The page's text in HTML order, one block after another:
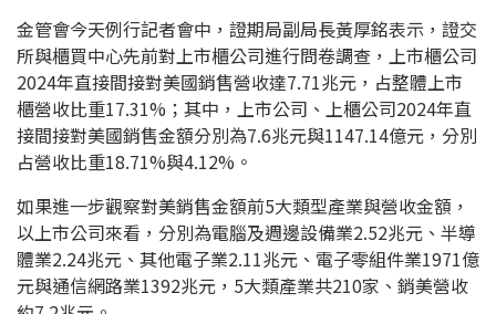
金管會今天例行記者會中，證期局副局長黃厚銘表示，證交
所與櫃買中心先前對上市櫃公司進行問卷調查，上市櫃公司
2024年直接間接對美國銷售營收達7.71兆元，占整體上市
櫃營收比重17.31%；其中，上市公司、上櫃公司2024年直
接間接對美國銷售金額分別為7.6兆元與1147.14億元，分別
占營收比重18.71%與4.12%。
如果進一步觀察對美銷售金額前5大類型產業與營收金額，
以上市公司來看，分別為電腦及週邊設備業2.52兆元、半導
體業2.24兆元、其他電子業2.11兆元、電子零組件業1971億
元與通信網路業1392兆元，5大類產業共210家、銷美營收